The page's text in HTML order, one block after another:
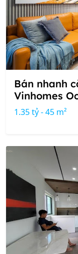
Bán nhanh
Vinhomes
1.35 tỷ - 45 m²